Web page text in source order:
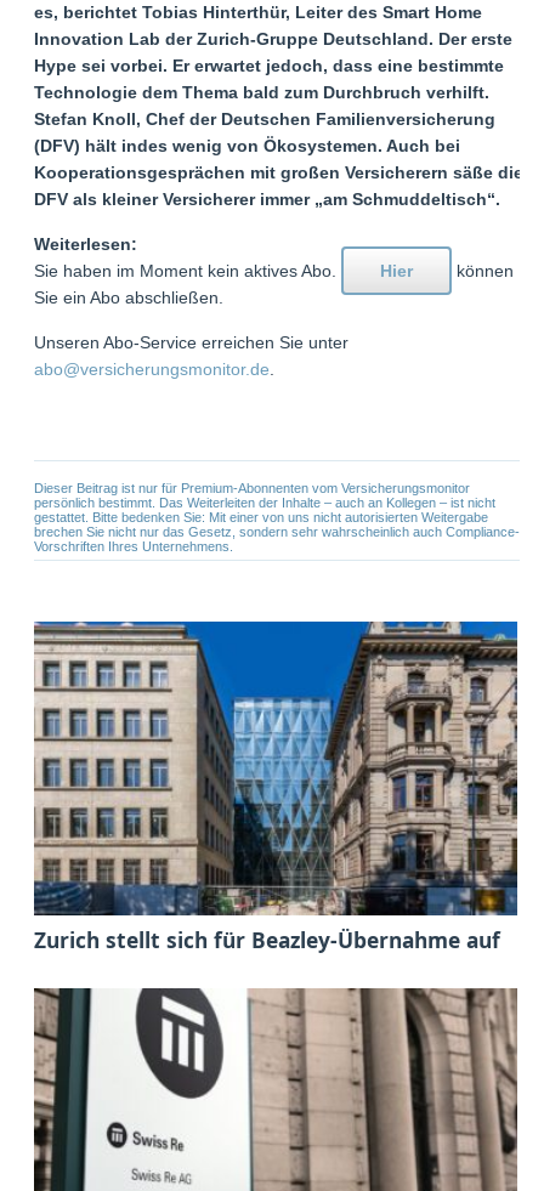
es, berichtet Tobias Hinterthür, Leiter des Smart Home
Innovation Lab der Zurich-Gruppe Deutschland. Der erste
Hype sei vorbei. Er erwartet jedoch, dass eine bestimmte
Technologie dem Thema bald zum Durchbruch verhilft.
Stefan Knoll, Chef der Deutschen Familienversicherung
(DFV) hält indes wenig von Ökosystemen. Auch bei
Kooperationsgesprächen mit großen Versicherern säße die
DFV als kleiner Versicherer immer „am Schmuddeltisch“.
Weiterlesen:
Sie haben im Moment kein aktives Abo.
Hier
können
Sie ein Abo abschließen.
Unseren Abo-Service erreichen Sie unter
abo@versicherungsmonitor.de
Dieser Beitrag ist nur für Premium-Abonnenten vom Versicherungsmonitor
persönlich bestimmt. Das Weiterleiten der Inhalte – auch an Kollegen – ist nicht
gestattet. Bitte bedenken Sie: Mit einer von uns nicht autorisierten Weitergabe
brechen Sie nicht nur das Gesetz, sondern sehr wahrscheinlich auch Compliance-
Vorschriften Ihres Unternehmens.
Zurich stellt sich für Beazley-Übernahme auf